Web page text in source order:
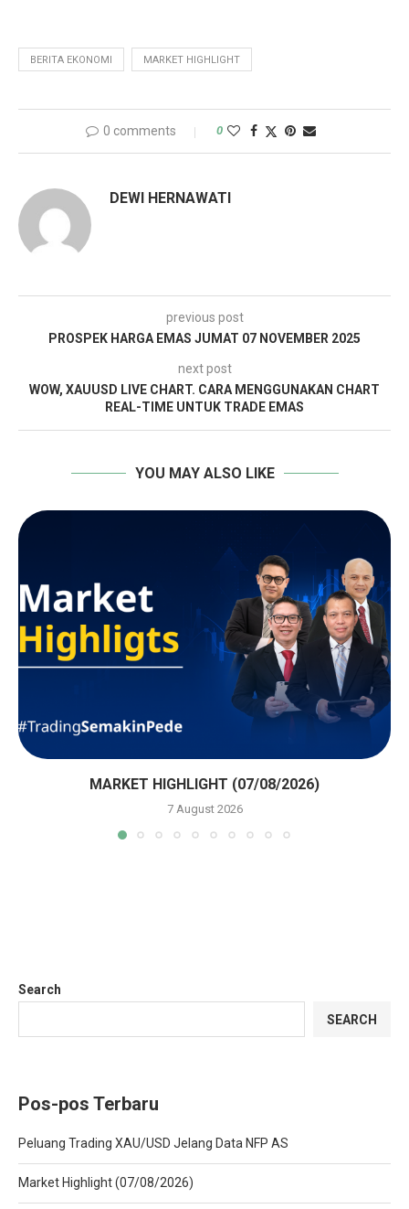
BERITA EKONOMI MARKET HIGHLIGHT
0 comments 0
DEWI HERNAWATI
previous post
PROSPEK HARGA EMAS JUMAT 07 NOVEMBER 2025
next post
WOW, XAUUSD LIVE CHART. CARA MENGGUNAKAN CHART
REAL-TIME UNTUK TRADE EMAS
YOU MAY ALSO LIKE
MARKET HIGHLIGHT (07/08/2026)
7 August 2026
Search
SEARCH
Pos-pos Terbaru
Peluang Trading XAU/USD Jelang Data NFP AS
Market Highlight (07/08/2026)